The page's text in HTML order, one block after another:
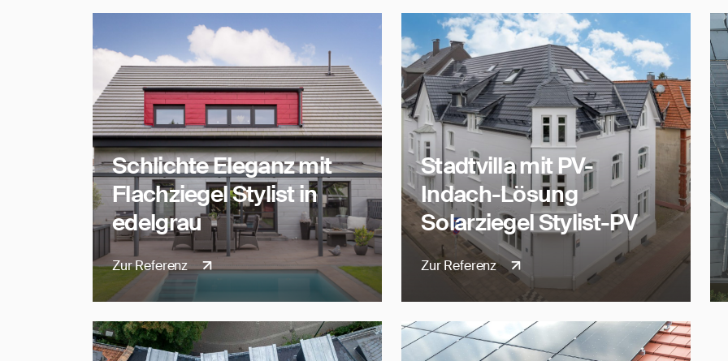
Schlichte Eleganz mit
Flachziegel Stylist in
edelgrau
Zur Referenz
Stadtvilla mit PV-
Indach-Lösung
Solarziegel Stylist-PV
Zur Referenz